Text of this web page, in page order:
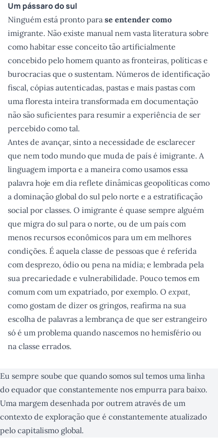
Um pássaro do sul
Ninguém está pronto para se entender como
imigrante. Não existe manual nem vasta literatura sobre
como habitar esse conceito tão artificialmente
concebido pelo homem quanto as fronteiras, políticas e
burocracias que o sustentam. Números de identificação
fiscal, cópias autenticadas, pastas e mais pastas com
uma floresta inteira transformada em documentação
não são suficientes para resumir a experiência de ser
percebido como tal.
Antes de avançar, sinto a necessidade de esclarecer
que nem todo mundo que muda de país é imigrante. A
linguagem importa e a maneira como usamos essa
palavra hoje em dia reflete dinâmicas geopolíticas como
a dominação global do sul pelo norte e a estratificação
social por classes. O imigrante é quase sempre alguém
que migra do sul para o norte, ou de um país com
menos recursos econômicos para um em melhores
condições. É aquela classe de pessoas que é referida
com desprezo, ódio ou pena na mídia; e lembrada pela
sua precariedade e vulnerabilidade. Pouco temos em
comum com um expatriado, por exemplo. O expat,
como gostam de dizer os gringos, reafirma na sua
escolha de palavras a lembrança de que ser estrangeiro
só é um problema quando nascemos no hemisfério ou
na classe errados.
Eu sempre soube que quando somos sul temos uma linha
do equador que constantemente nos empurra para baixo.
Uma margem desenhada por outrem através de um
contexto de exploração que é constantemente atualizado
pelo capitalismo global.